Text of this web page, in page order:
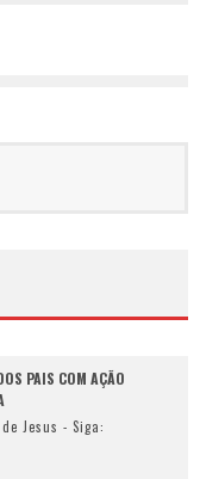
PAIS COM AÇÃO
Jesus - Siga: